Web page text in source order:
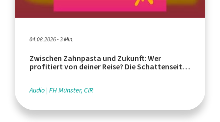
04.08.2026 - 3 Min.
Zwischen Zahnpasta und Zukunft: Wer
profitiert von deiner Reise? Die Schattenseiten
Audio FH Münster, CIR